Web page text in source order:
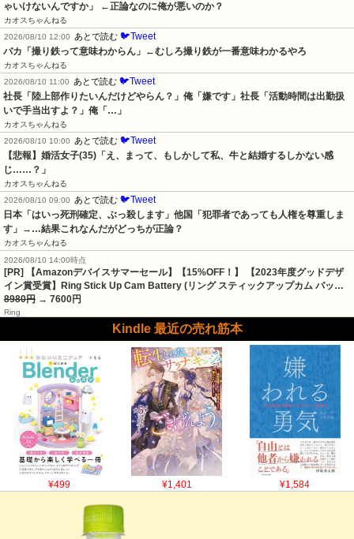
ゃいけないんですか」 ←正論なのに俺が悪いのか？
カオスちゃんねる
2026/08/10 12:00
あとで読む 🐦Tweet
バカ「撮り鉄って意味わからん」←むしろ撮り鉄が一番意味わかるやろ
カオスちゃんねる
2026/08/10 11:00
あとで読む 🐦Tweet
社長「陸上部作りたいんだけどやらん？」俺「嫌です」社長「活動時間は出勤扱
いで手当出すよ？」俺「…」
カオスちゃんねる
2026/08/10 10:00
あとで読む 🐦Tweet
【悲報】婚活女子(35)「え、まって、もしかして私、牛と結婚するしかない感
じ……？」
カオスちゃんねる
2026/08/10 09:00
あとで読む 🐦Tweet
日本「はいっ死刑確定、ぶっ殺します」他国「犯罪者であっても人権を尊重しま
す」→…結果これなんだがどっちが正論？
カオスちゃんねる
2026/08/10 14:00時点
[PR] 【Amazonデバイスサマーセール】【15%OFF！】 【2023年度グッドデザ
イン賞受賞】Ring Stick Up Cam Battery (リング スティックアップカム バッ…
8980円 → 7600円
Ring
Kindle 最近の売れ筋本
¥499 ¥1,401 ¥1,584